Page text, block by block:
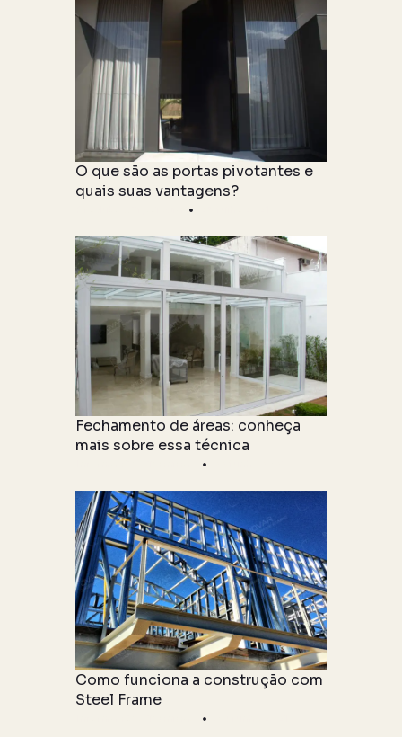
O que são as portas pivotantes e
quais suas vantagens?
Fechamento de áreas: conheça
mais sobre essa técnica
Como funciona a construção com
Steel Frame